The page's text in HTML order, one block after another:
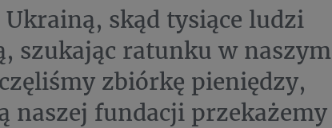
skąd tysiące ludzi
szukając ratunku w naszym
zbiórkę pieniędzy,
naszej fundacji przekażemy